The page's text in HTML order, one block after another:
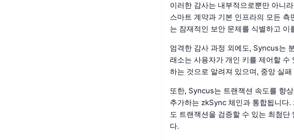
이러한 감사는 내부적으로뿐만 아니
스마트 계약과 기본 인프라의 모든
는 잠재적인 보안 문제를 식별하고
엄격한 감사 과정 외에도, Syncus는
래소는 사용자가 개인 키를 제어할
하는 것으로 알려져 있으며, 중앙 실
또한, Syncus는 트랜잭션 속도를 향
추가하는 zkSync 체인과 통합됩니다
도 트랜잭션을 검증할 수 있는 최첨
다.